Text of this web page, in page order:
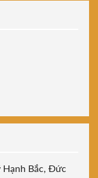
Hạnh Bắc, Đức